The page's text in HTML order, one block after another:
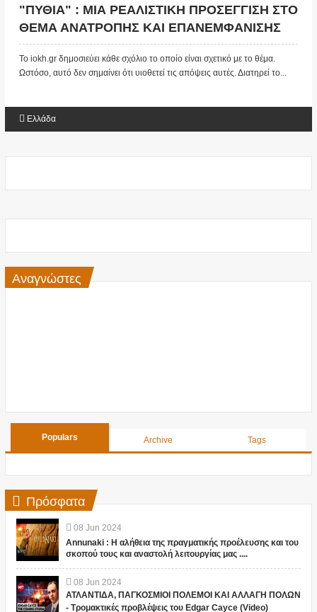
"ΠΥΘΙΑ" : ΜΙΑ ΡΕΑΛΙΣΤΙΚΗ ΠΡΟΣΕΓΓΙΣΗ ΣΤΟ
ΘΕΜΑ ΑΝΑΤΡΟΠΗΣ ΚΑΙ ΕΠΑΝΕΜΦΑΝΙΣΗΣ
ΚΑΡΑΜΑΝΛΗ (ΒΙΝΤΕΟ)
Το iokh.gr δημοσιεύει κάθε σχόλιο το οποίο είναι σχετικό με το θέμα.
Ωστόσο, αυτό δεν σημαίνει ότι υιοθετεί τις απόψεις αυτές. Διατηρεί το...
Ελλάδα
Αναγνώστες
Populars Archive Tags
Πρόσφατα
08 Jun 2024
Annunaki : Η αλήθεια της πραγματικής προέλευσης και του
σκοπού τους και αναστολή λειτουργίας μας ....
08 Jun 2024
ΑΤΛΑΝΤΙΔΑ, ΠΑΓΚΟΣΜΙΟΙ ΠΟΛΕΜΟΙ ΚΑΙ ΑΛΛΑΓΗ ΠΟΛΩΝ
- Τρομακτικές προβλέψεις του Edgar Cayce (Video)